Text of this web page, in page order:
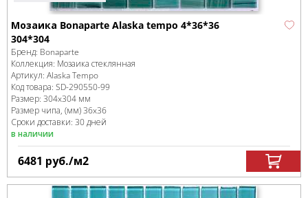
Мозаика Bonaparte Alaska tempo 4*36*36
304*304
Бренд: Bonaparte
Коллекция: Мозаика стеклянная
Артикул: Alaska Tempo
Код товара: SD-290550-99
Размер: 304x304 мм
Размер чипа, (мм)36x36
Сроки доставки: 30 дней
в наличии
6481 руб./м2